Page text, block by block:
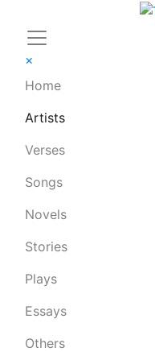
×
Home
Artists
Verses
Songs
Novels
Stories
Plays
Essays
Others